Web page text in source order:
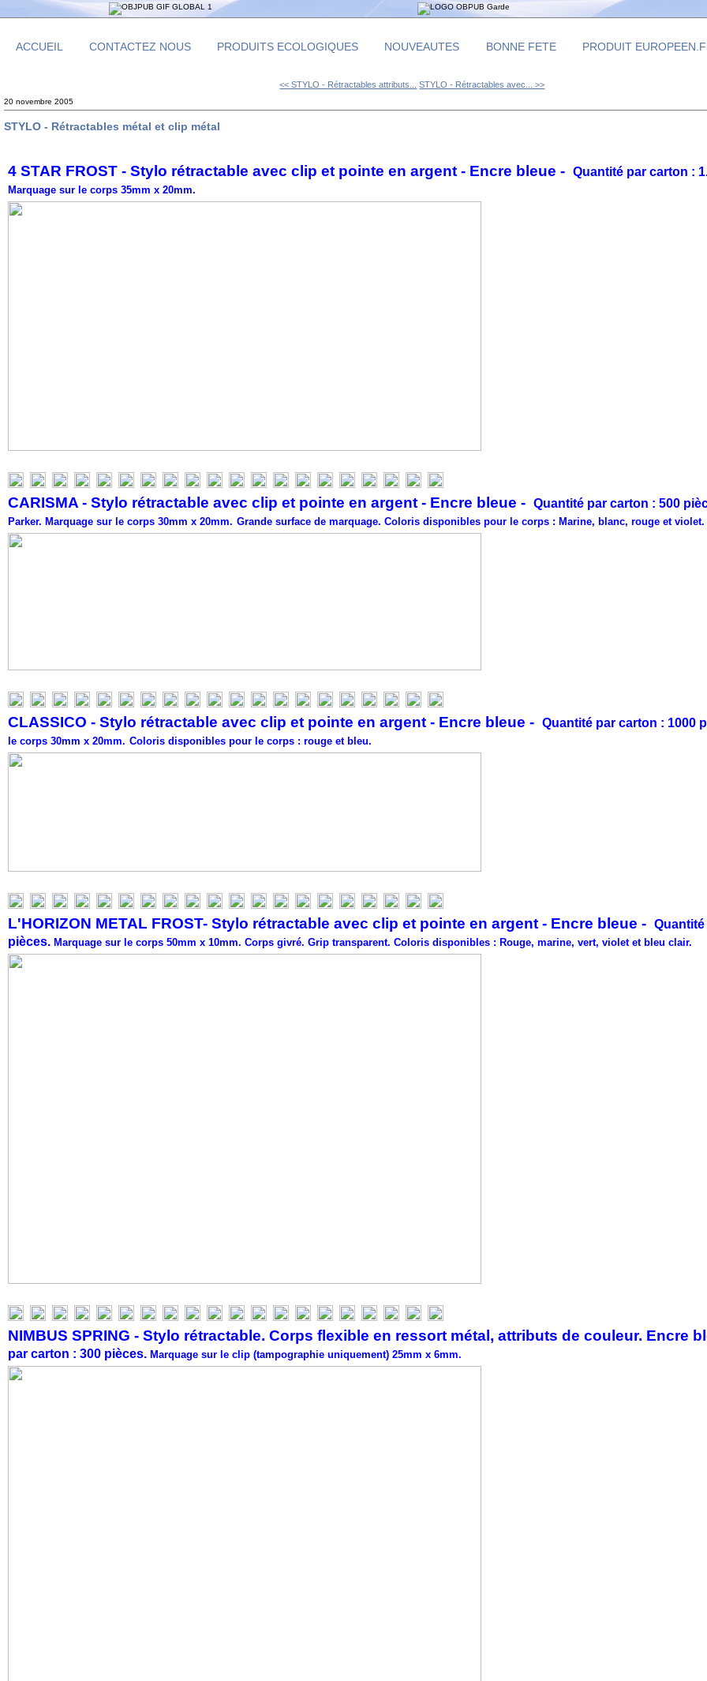
ACCUEIL CONTACTEZ NOUS PRODUITS ECOLOGIQUES NOUVEAUTES BONNE FETE PRODUIT
<< STYLO - Rétractables attributs... STYLO - Rétractables avec... >>
20 novembre 2005
STYLO - Rétractables métal et clip métal
4 STAR FROST - Stylo rétractable avec clip et pointe en argent - Encre bleue - Quantité par carton :
Marquage sur le corps 35mm x 20mm.
CARISMA - Stylo rétractable avec clip et pointe en argent - Encre bleue - Quantité par carton : 500
Parker. Marquage sur le corps 30mm x 20mm. Grande surface de marquage. Coloris disponibles pour le corps : Marine, blanc, rouge et violet.
CLASSICO - Stylo rétractable avec clip et pointe en argent - Encre bleue - Quantité par carton : 1000
le corps 30mm x 20mm. Coloris disponibles pour le corps : rouge et bleu.
L'HORIZON METAL FROST- Stylo rétractable avec clip et pointe en argent - Encre bleue -
pièces. Marquage sur le corps 50mm x 10mm. Corps givré. Grip transparent. Coloris disponibles : Rouge, marine, vert, violet et bleu clair.
NIMBUS SPRING - Stylo rétractable. Corps flexible en ressort métal, attributs de couleur. Encre
par carton : 300 pièces. Marquage sur le clip (tampographie uniquement) 25mm x 6mm.